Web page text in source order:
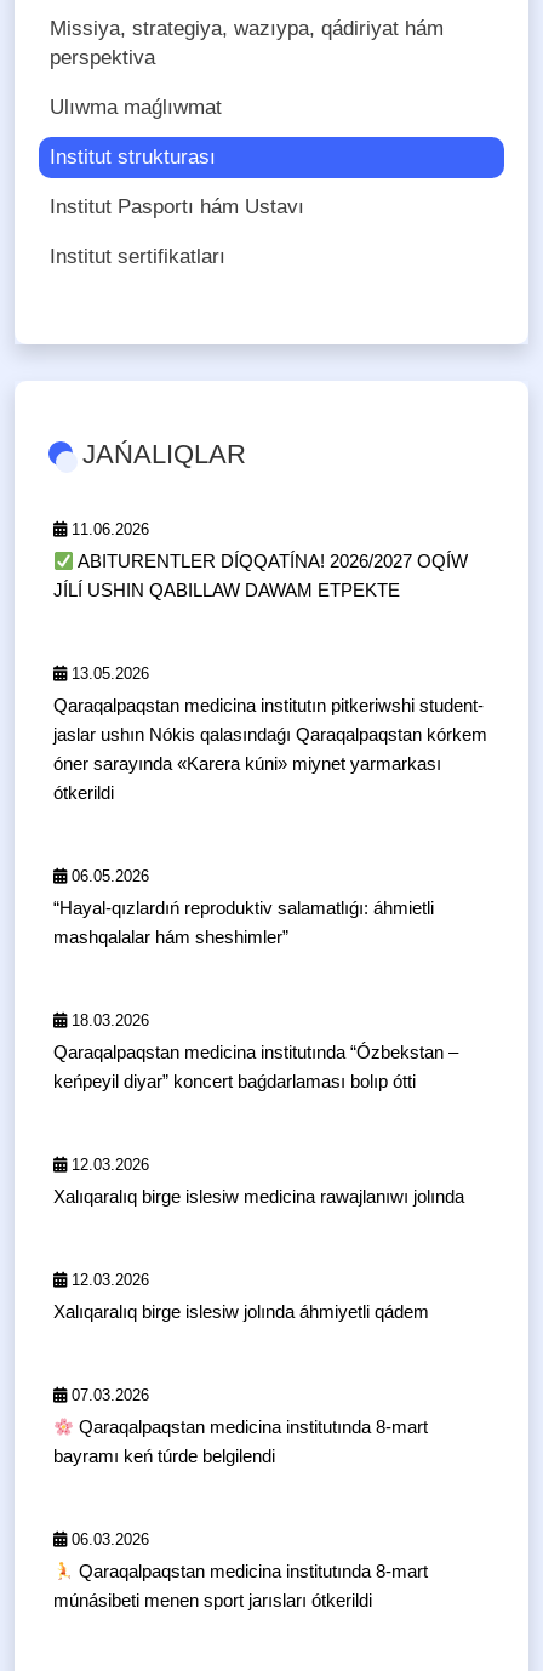
Missiya, strategiya, wazıypa, qádiriyat hám
perspektiva
Ulıwma maǵlıwmat
Institut strukturası
Institut Pasportı hám Ustavı
Institut sertifikatları
JAŃALIQLAR
11.06.2026
ABITURENTLER DÍQQATÍNA! 2026/2027 OQÍW
JÍLÍ USHIN QABILLAW DAWAM ETPEKTE
13.05.2026
Qaraqalpaqstan medicina institutın pitkeriwshi student-
jaslar ushın Nókis qalasındaǵı Qaraqalpaqstan kórkem
óner sarayında «Karera kúni» miynet yarmarkası
ótkerildi
06.05.2026
“Hayal-qızlardıń reproduktiv salamatlıǵı: áhmietli
mashqalalar hám sheshimler”
18.03.2026
Qaraqalpaqstan medicina institutında “Ózbekstan –
keńpeyil diyar” koncert baǵdarlaması bolıp ótti
12.03.2026
Xalıqaralıq birge islesiw medicina rawajlanıwı jolında
12.03.2026
Xalıqaralıq birge islesiw jolında áhmiyetli qádem
07.03.2026
Qaraqalpaqstan medicina institutında 8-mart
bayramı keń túrde belgilendi
06.03.2026
Qaraqalpaqstan medicina institutında 8-mart
múnásibeti menen sport jarısları ótkerildi